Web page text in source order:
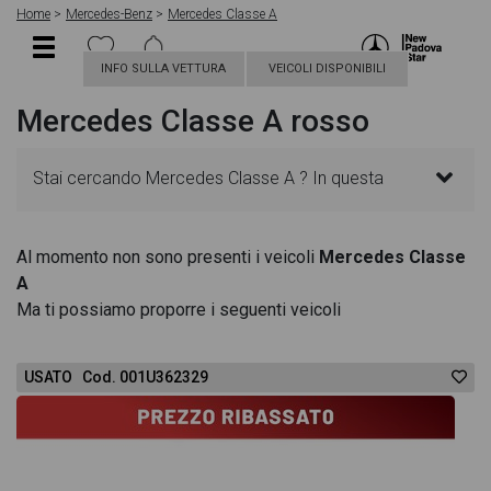
Home Mercedes-Benz Mercedes Classe A
INFO SULLA VETTURA VEICOLI DISPONIBILI
Mercedes Classe A rosso
Stai cercando Mercedes Classe A ? In questa
a scegliere quella più adatta alle tue necessità,
Al momento non sono presenti i veicoli Mercedes Classe
A
Ma ti possiamo proporre i seguenti veicoli
USATO Cod. 001U362329